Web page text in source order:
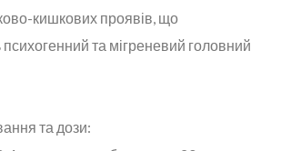
кишкових проявів, що
та мігреневий головний
та дози: